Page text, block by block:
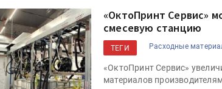
«ОктоПринт Сервис»
смесевую станцию
ТЕГИ Расходные
«ОктоПринт Сервис»
материалов
Росприроднадзор запускает
«Калькулятор утилизации»